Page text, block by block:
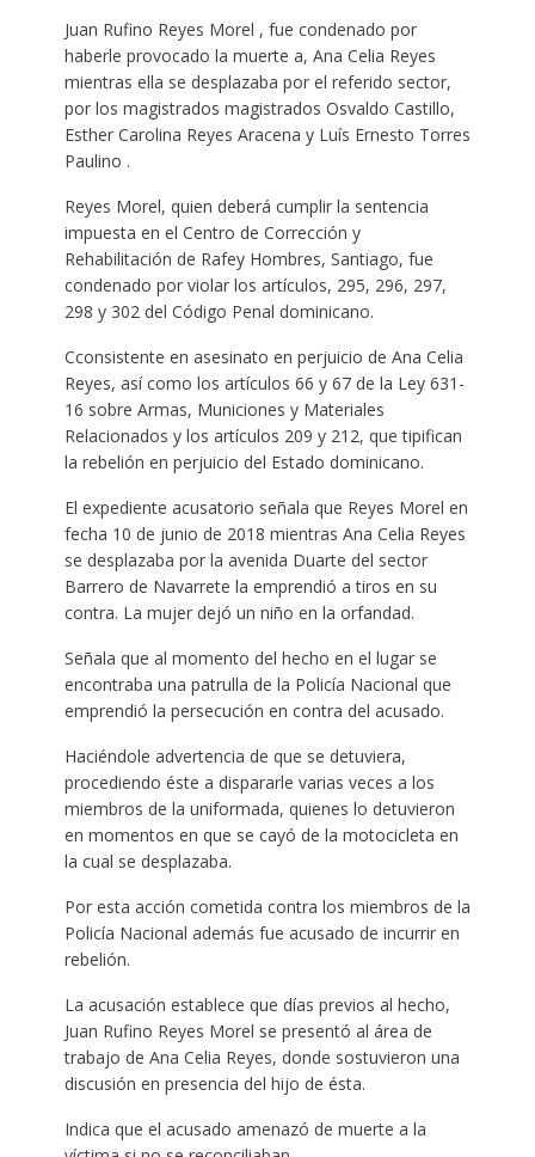
Juan Rufino Reyes Morel , fue condenado por
haberle provocado la muerte a, Ana Celia Reyes
mientras ella se desplazaba por el referido sector,
por los magistrados magistrados Osvaldo Castillo,
Esther Carolina Reyes Aracena y Luís Ernesto Torres
Paulino .
Reyes Morel, quien deberá cumplir la sentencia
impuesta en el Centro de Corrección y
Rehabilitación de Rafey Hombres, Santiago, fue
condenado por violar los artículos, 295, 296, 297,
298 y 302 del Código Penal dominicano.
Cconsistente en asesinato en perjuicio de Ana Celia
Reyes, así como los artículos 66 y 67 de la Ley 631-
16 sobre Armas, Municiones y Materiales
Relacionados y los artículos 209 y 212, que tipifican
la rebelión en perjuicio del Estado dominicano.
El expediente acusatorio señala que Reyes Morel en
fecha 10 de junio de 2018 mientras Ana Celia Reyes
se desplazaba por la avenida Duarte del sector
Barrero de Navarrete la emprendió a tiros en su
contra. La mujer dejó un niño en la orfandad.
Señala que al momento del hecho en el lugar se
encontraba una patrulla de la Policía Nacional que
emprendió la persecución en contra del acusado.
Haciéndole advertencia de que se detuviera,
procediendo éste a dispararle varias veces a los
miembros de la uniformada, quienes lo detuvieron
en momentos en que se cayó de la motocicleta en
la cual se desplazaba.
Por esta acción cometida contra los miembros de la
Policía Nacional además fue acusado de incurrir en
rebelión.
La acusación establece que días previos al hecho,
Juan Rufino Reyes Morel se presentó al área de
trabajo de Ana Celia Reyes, donde sostuvieron una
discusión en presencia del hijo de ésta.
Indica que el acusado amenazó de muerte a la